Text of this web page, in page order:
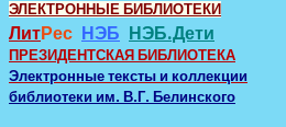
ЭЛЕКТРОННЫЕ БИБЛИОТЕКИ
ЛитРес НЭБ НЭБ.Дети
ПРЕЗИДЕНТСКАЯ БИБЛИОТЕКА
Электронные тексты и коллекции
библиотеки им. В.Г. Белинского